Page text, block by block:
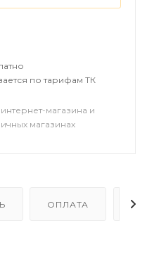
по тарифам ТК
магазина и
магазинах
ОПЛАТА